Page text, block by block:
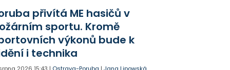
Případem už se zabývá policie, která
psa hledá.
přivítá ME hasičů v
sportu. Kromě
výkonů bude k
i technika